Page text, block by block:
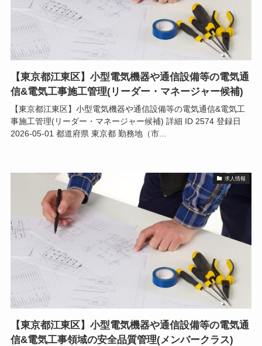
【東京都江東区】小型電気機器や通信設備等の電気通
信&電気工事施工管理(リーダー・マネージャー候補)
【東京都江東区】小型電気機器や通信設備等の電気通信&電気工
事施工管理(リーダー・マネージャー候補) 詳細 ID 2574 登録日
2026-05-01 都道府県 東京都 勤務地（市...
求人情報
【東京都江東区】小型電気機器や通信設備等の電気通
信&電気工事領域の安全品質管理(メンバークラス)